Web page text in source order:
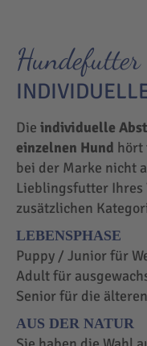
Hundefutter
Die individuelle
einzelnen Hund hört
bei der Marke nicht
Lieblingsfutter Ihres
zusätzlichen
LEBENSPHASE
Puppy / Junior für
Adult für
Senior für die
AUS DER NATUR